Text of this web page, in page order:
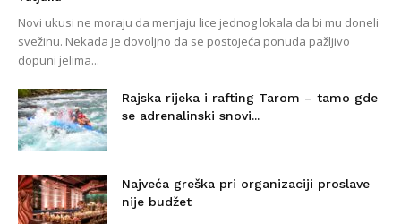
Novi ukusi ne moraju da menjaju lice jednog lokala da bi mu doneli
svežinu. Nekada je dovoljno da se postojeća ponuda pažljivo
dopuni jelima...
Rajska rijeka i rafting Tarom – tamo gde
se adrenalinski snovi...
Najveća greška pri organizaciji proslave
nije budžet